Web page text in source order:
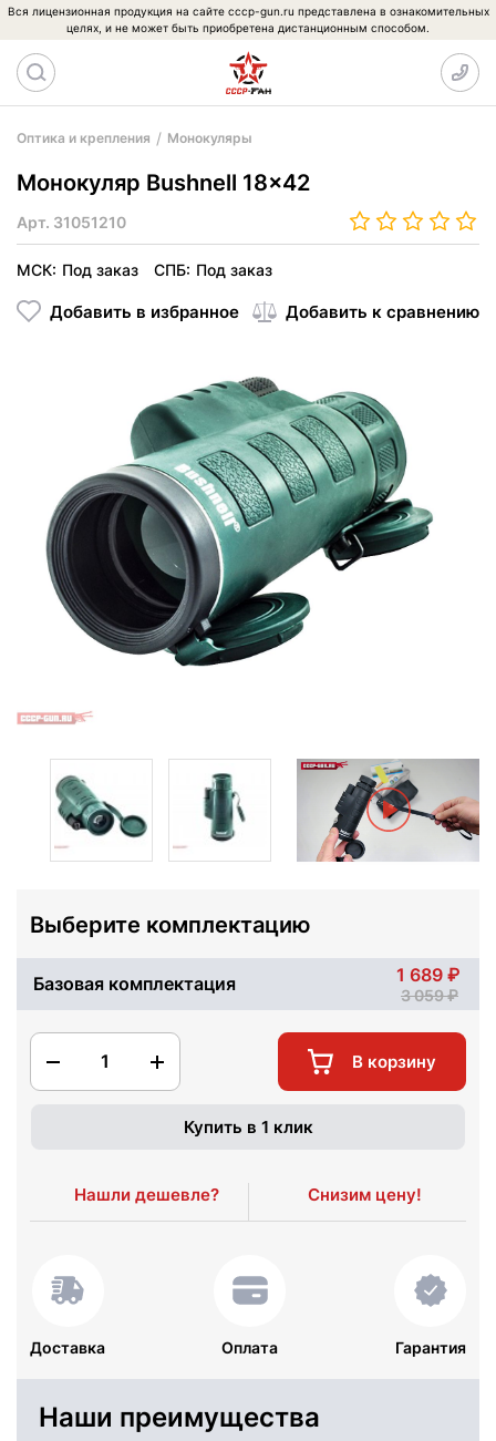
Вся лицензионная продукция на сайте cccp-gun.ru представлена в ознакомительных
целях, и не может быть приобретена дистанционным способом.
Оптика и крепления Монокуляры
Монокуляр Bushnell 18x42
Арт. 31051210
МСК: Под заказ СПБ: Под заказ
Добавить в избранное Добавить к сравнению
Выберите комплектацию
Базовая комплектация 1 689
3 059
1 В корзину
Купить в 1 клик
Нашли дешевле? Снизим цену!
Доставка Оплата Гарантия
Наши преимущества